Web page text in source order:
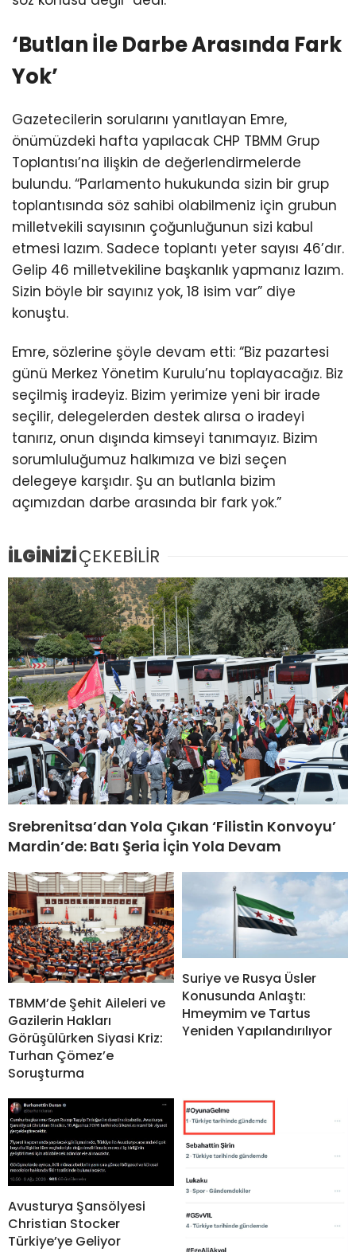
‘Butlan İle Darbe Arasında Fark
Yok’
Gazetecilerin sorularını yanıtlayan Emre,
önümüzdeki hafta yapılacak CHP TBMM Grup
Toplantısı’na ilişkin de değerlendirmelerde
bulundu. “Parlamento hukukunda sizin bir grup
toplantısında söz sahibi olabilmeniz için grubun
milletvekili sayısının çoğunluğunun sizi kabul
etmesi lazım. Sadece toplantı yeter sayısı 46’dır.
Gelip 46 milletvekiline başkanlık yapmanız lazım.
Sizin böyle bir sayınız yok, 18 isim var” diye
konuştu.
Emre, sözlerine şöyle devam etti: “Biz pazartesi
günü Merkez Yönetim Kurulu’nu toplayacağız. Biz
seçilmiş iradeyiz. Bizim yerimize yeni bir irade
seçilir, delegelerden destek alırsa o iradeyi
tanırız, onun dışında kimseyi tanımayız. Bizim
sorumluluğumuz halkımıza ve bizi seçen
delegeye karşıdır. Şu an butlanla bizim
açımızdan darbe arasında bir fark yok.”
İLGİNİZİÇEKEBİLİR
Srebrenitsa’dan Yola Çıkan ‘Filistin Konvoyu’
Mardin’de: Batı Şeria İçin Yola Devam
TBMM’de Şehit Aileleri ve
Gazilerin Hakları
Görüşülürken Siyasi Kriz:
Turhan Çömez’e
Soruşturma
Suriye ve Rusya Üsler
Konusunda Anlaştı:
Hmeymim ve Tartus
Yeniden Yapılandırılıyor
Avusturya Şansölyesi
Christian Stocker
Türkiye’ye Geliyor